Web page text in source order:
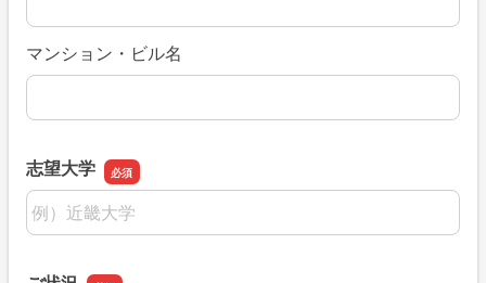
マンション・ビル名
志望大学
志望大学